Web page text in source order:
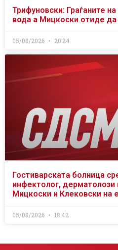
Трифуновски: Граѓаните
вода а Мицкоски отиде да
05/08/2026 20:24
Гостиварската болница
инфектолог,
Мицкоски и Клековски на
05/08/2026 18:42